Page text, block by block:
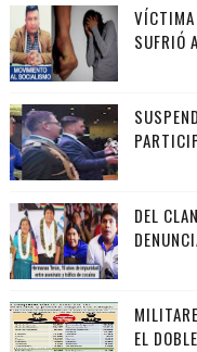
VÍCTIMA
SUFRIÓ
DEL
EL DOBLE